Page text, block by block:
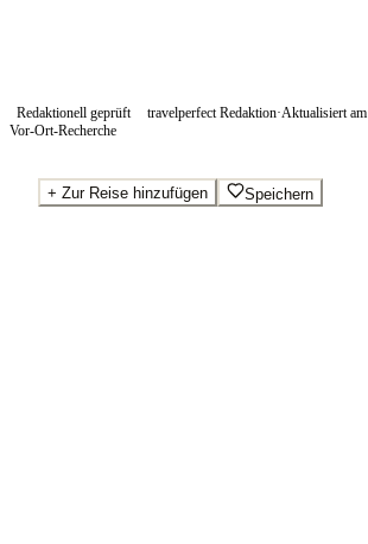
Redaktionell geprüft travelperfect Redaktion·Aktualisiert am
Vor-Ort-Recherche
+ Zur Reise hinzufügen Speichern